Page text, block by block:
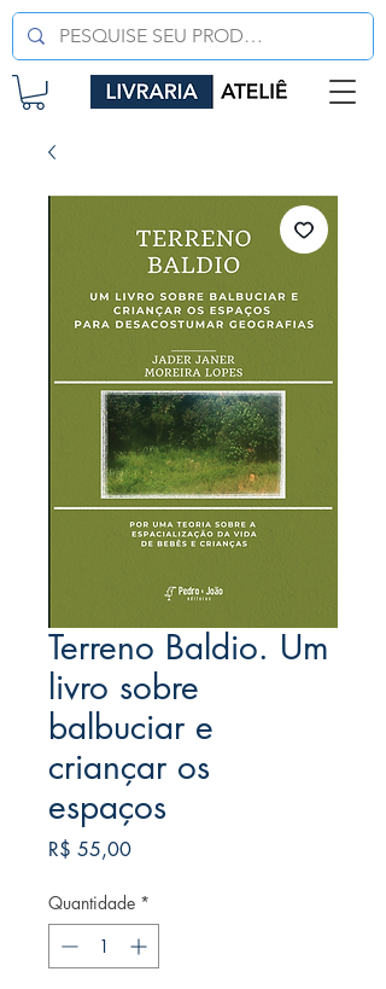
Terreno Baldio. Um
livro sobre
balbuciar e
criançar os
espaços
R$ 55,00Preço
Quantidade *